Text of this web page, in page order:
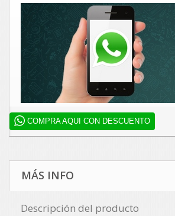
COMPRA AQUI CON DESCUENTO
MÁS INFO
Descripción del producto